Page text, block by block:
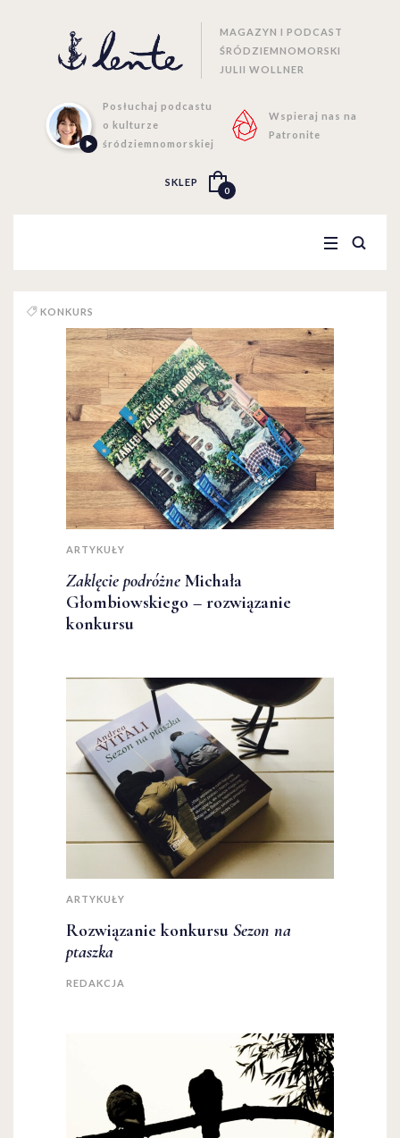
MAGAZYN I PODCAST
ŚRÓDZIEMNOMORSKI
JULII WOLLNER
Posłuchaj podcastu
o kulturze
śródziemnomorskiej
Wspieraj nas na
Patronite
SKLEP
0
KONKURS
ARTYKUŁY
Zaklęcie podróżne Michała
Głombiowskiego – rozwiązanie
konkursu
ARTYKUŁY
Rozwiązanie konkursu Sezon na
ptaszka
REDAKCJA